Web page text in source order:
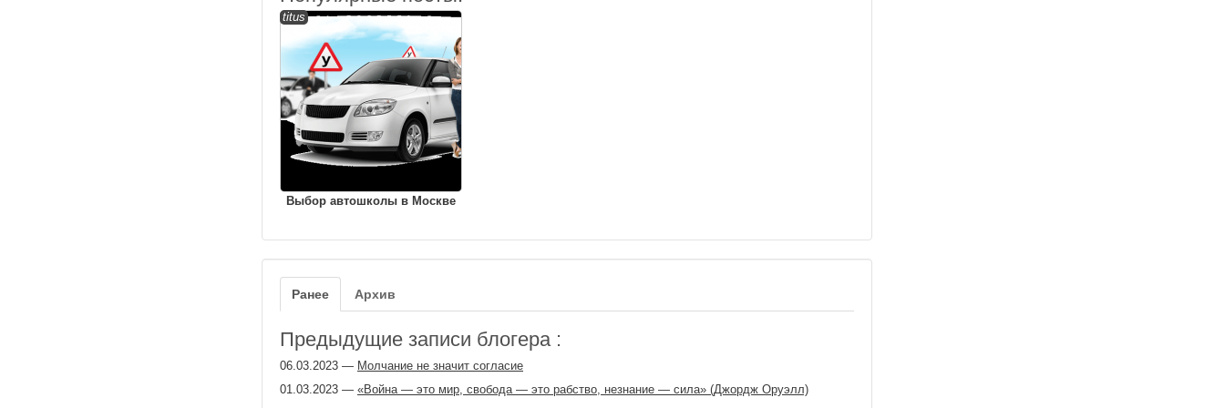
titus
Выбор автошколы в Москве
Ранее Архив
Предыдущие записи блогера :
06.03.2023 — Молчание не значит согласие
01.03.2023 — «Война — это мир, свобода — это рабство, незнание — сила» (Джордж Оруэлл)